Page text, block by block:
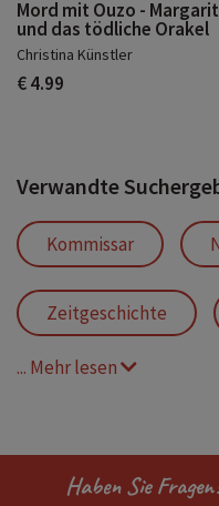
Mord mit Ouzo -
und das tödliche Orakel
Christina Künstler
€ 4.99
Verwandte
Kommissar
Zeitgeschichte
Krimi
Rache
... Mehr lesen
Haben Sie